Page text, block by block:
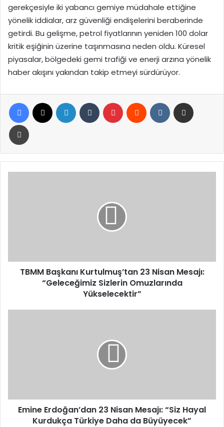
gerekçesiyle iki yabancı gemiye müdahale ettiğine
yönelik iddialar, arz güvenliği endişelerini beraberinde
getirdi. Bu gelişme, petrol fiyatlarının yeniden 100 dolar
kritik eşiğinin üzerine taşınmasına neden oldu. Küresel
piyasalar, bölgedeki gemi trafiği ve enerji arzına yönelik
haber akışını yakından takip etmeyi sürdürüyor.
Facebook LinkedIn Tumblr Pinterest Reddit VKontakte
Yazdır
Omuzlarında
Yükselecektir”
TBMM Başkanı Kurtulmuş’tan 23 Nisan Mesajı:
“Geleceğimiz Sizlerin Omuzlarında
Yükselecektir”
Türkiye
DahaEmine Erdoğan’dan 23 Nisan Mesajı: “Siz Hayal
Kurdukça Türkiye Daha da Büyüyecek”